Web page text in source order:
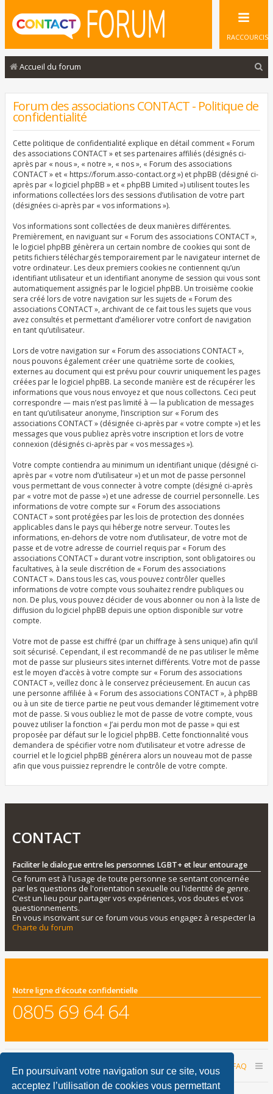
En poursuivant votre navigation sur ce site, vous
acceptez l’utilisation de cookies vous permettant
RACCOURCIS
Accueil du forum
Forum des associations CONTACT - Politique de
confidentialité
Cette politique de confidentialité explique en détail comment « Forum
des associations CONTACT » et ses partenaires affiliés (désignés ci-
après par « nous », « notre », « nos », « Forum des associations
CONTACT » et « https://forum.asso-contact.org ») et phpBB (désigné ci-
après par « logiciel phpBB » et « phpBB Limited ») utilisent toutes les
informations collectées lors des sessions d’utilisation de votre part
(désignées ci-après par « vos informations »).
Vos informations sont collectées de deux manières différentes.
Premièrement, en naviguant sur « Forum des associations CONTACT »,
le logiciel phpBB génèrera un certain nombre de cookies qui sont de
petits fichiers téléchargés temporairement par le navigateur internet de
votre ordinateur. Les deux premiers cookies ne contiennent qu’un
identifiant utilisateur et un identifiant anonyme de session qui vous sont
automatiquement assignés par le logiciel phpBB. Un troisième cookie
sera créé lors de votre navigation sur les sujets de « Forum des
associations CONTACT », archivant de ce fait tous les sujets que vous
avez consultés et permettant d’améliorer votre confort de navigation
en tant qu’utilisateur.
Lors de votre navigation sur « Forum des associations CONTACT »,
nous pouvons également créer une quatrième sorte de cookies,
externes au document qui est prévu pour couvrir uniquement les pages
créées par le logiciel phpBB. La seconde manière est de récupérer les
informations que vous nous envoyez et que nous collectons. Ceci peut
correspondre — mais n’est pas limité à — la publication de messages
en tant qu’utilisateur anonyme, l’inscription sur « Forum des
associations CONTACT » (désignée ci-après par « votre compte ») et les
messages que vous publiez après votre inscription et lors de votre
connexion (désignés ci-après par « vos messages »).
Votre compte contiendra au minimum un identifiant unique (désigné ci-
après par « votre nom d’utilisateur ») et un mot de passe personnel
vous permettant de vous connecter à votre compte (désigné ci-après
par « votre mot de passe ») et une adresse de courriel personnelle. Les
informations de votre compte sur « Forum des associations
CONTACT » sont protégées par les lois de protection des données
applicables dans le pays qui héberge notre serveur. Toutes les
informations, en-dehors de votre nom d’utilisateur, de votre mot de
passe et de votre adresse de courriel requis par « Forum des
associations CONTACT » durant votre inscription, sont obligatoires ou
facultatives, à la seule discrétion de « Forum des associations
CONTACT ». Dans tous les cas, vous pouvez contrôler quelles
informations de votre compte vous souhaitez rendre publiques ou
non. De plus, vous pouvez décider de vous abonner ou non à la liste de
diffusion du logiciel phpBB depuis une option disponible sur votre
compte.
Votre mot de passe est chiffré (par un chiffrage à sens unique) afin qu’il
soit sécurisé. Cependant, il est recommandé de ne pas utiliser le même
mot de passe sur plusieurs sites internet différents. Votre mot de passe
est le moyen d’accès à votre compte sur « Forum des associations
CONTACT », veillez donc à le conservez précieusement. En aucun cas
une personne affiliée à « Forum des associations CONTACT », à phpBB
ou à un site de tierce partie ne peut vous demander légitimement votre
mot de passe. Si vous oubliez le mot de passe de votre compte, vous
pouvez utiliser la fonction « J’ai perdu mon mot de passe » qui est
proposée par défaut sur le logiciel phpBB. Cette fonctionnalité vous
demandera de spécifier votre nom d’utilisateur et votre adresse de
courriel et le logiciel phpBB générera alors un nouveau mot de passe
afin que vous puissiez reprendre le contrôle de votre compte.
CONTACT
Faciliter le dialogue entre les personnes LGBT+ et leur entourage
Ce forum est à l'usage de toute personne se sentant concernée
par les questions de l'orientation sexuelle ou l'identité de genre.
C'est un lieu pour partager vos expériences, vos doutes et vos
questionnements.
En vous inscrivant sur ce forum vous vous engagez à respecter la
Charte du forum
Notre ligne d'écoute confidentielle
0805 69 64 64
Accueil du forum FAQ
Nous contacter